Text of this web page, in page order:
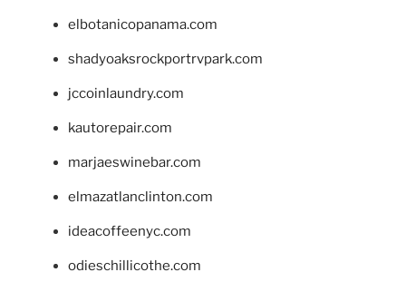
elbotanicopanama.com
shadyoaksrockportrvpark.com
jccoinlaundry.com
kautorepair.com
marjaeswinebar.com
elmazatlanclinton.com
ideacoffeenyc.com
odieschillicothe.com